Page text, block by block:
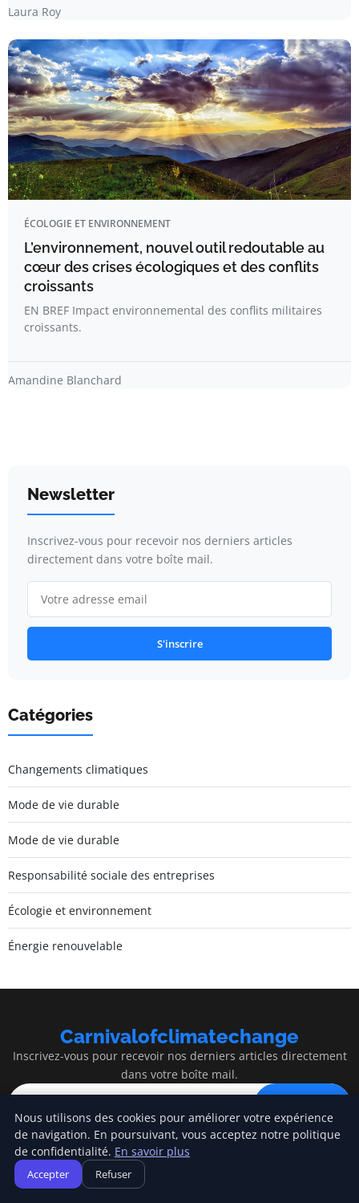
Laura Roy
ÉCOLOGIE ET ENVIRONNEMENT
L’environnement, nouvel outil redoutable au
cœur des crises écologiques et des conflits
croissants
EN BREF Impact environnemental des conflits militaires
croissants.
Amandine Blanchard
Newsletter
Inscrivez-vous pour recevoir nos derniers articles
directement dans votre boîte mail.
S'inscrire
Catégories
Changements climatiques
Mode de vie durable
Mode de vie durable
Responsabilité sociale des entreprises
Écologie et environnement
Énergie renouvelable
Carnivalofclimatechange
Inscrivez-vous pour recevoir nos derniers articles directement
dans votre boîte mail.
Carnivalofclimatechange
Nous utilisons des cookies pour améliorer votre expérience
de navigation. En poursuivant, vous acceptez notre politique
de confidentialité. En savoir plus
Accepter Refuser